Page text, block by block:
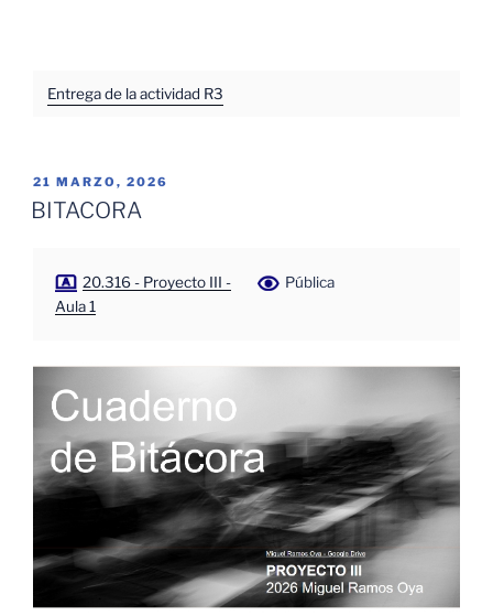
Entrega de la actividad R3
PUBLICADO
EL
21 MARZO, 2026
BITACORA
20.316 - Proyecto III -
Aula 1
Pública